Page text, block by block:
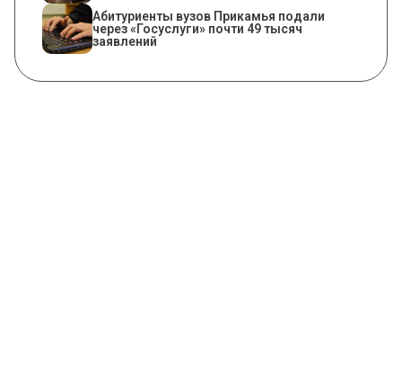
Абитуриенты вузов Прикамья подали
через «Госуслуги» почти 49 тысяч
заявлений